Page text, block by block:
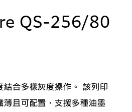
QS-256/80
結合多樣灰度操作。 該列印
薄且可配置，支援多種油墨